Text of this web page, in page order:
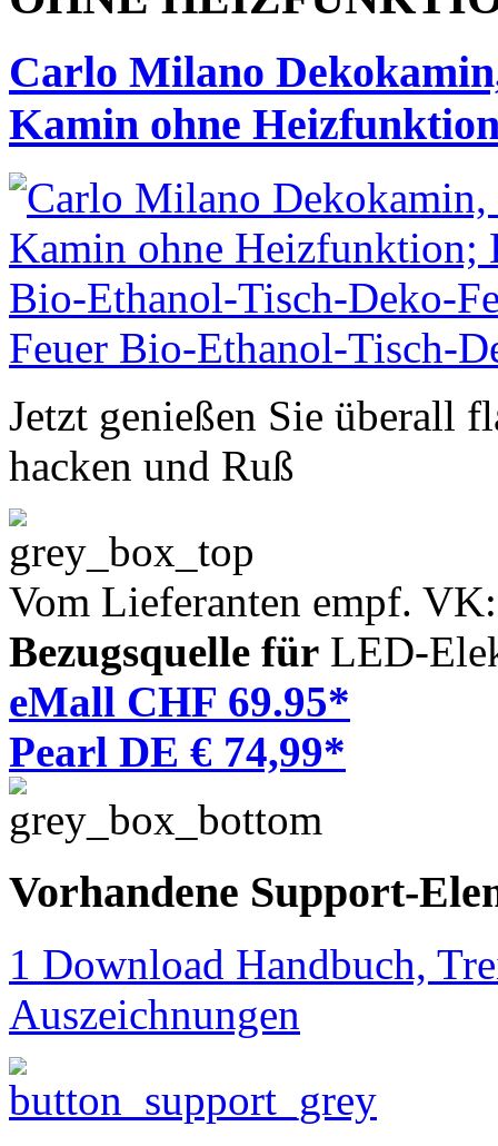
Carlo Milano
Kamin ohne
Jetzt genießen Sie überall
hacken und Ruß
Vom Lieferanten empf.
Bezugsquelle für LED-
eMall CHF 69.95*
Pearl DE € 74,99*
Vorhandene Support-
1 Download Handbuch,
Auszeichnungen